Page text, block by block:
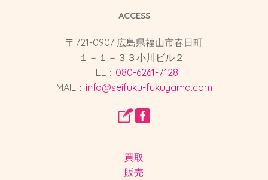
ACCESS
〒721-0907 広島県福山市春日町
１－１－３３小川ビル２F
TEL： 080-6261-7128
MAIL： info@seifuku-fukuyama.com
買取
販売